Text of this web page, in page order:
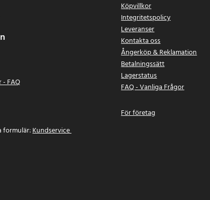
FAQ
formulär:Kundservice
Köpvillkor
Integritetspolicy
Leveranser
Kontakta oss
Ångerköp & Reklamation
Betalningssätt
Lagerstatus
FAQ - Vanliga Frågor
För företag